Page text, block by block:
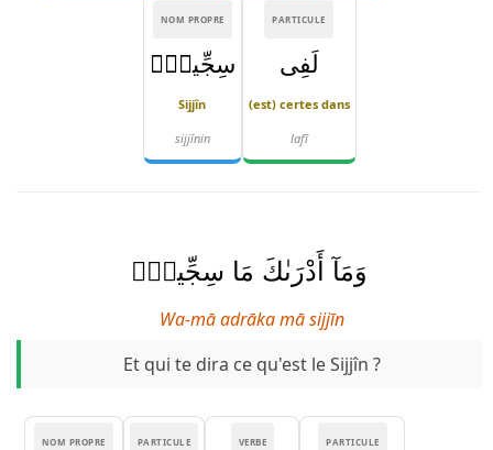
PARTICULE
لَفِى
(est) certes dans
lafī
NOM PROPRE
سِجِّينٍۢ
Sijjîn
sijjīnin
وَمَآ أَدْرَىٰكَ مَا سِجِّينٌۭ
Wa-mā adrāka mā sijjīn
Et qui te dira ce qu'est le Sijjîn ?
PARTICULE
VERBE
PARTICULE
NOM PROPRE